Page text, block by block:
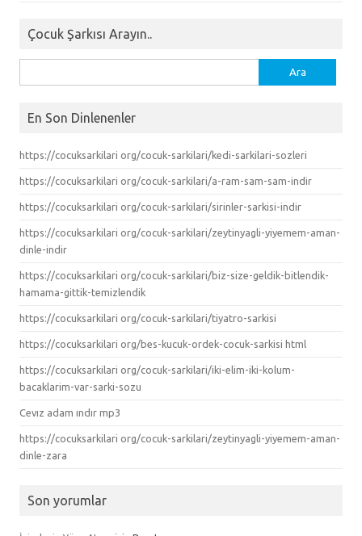
Çocuk Şarkısı Arayın..
En Son Dinlenenler
https://cocuksarkilari org/cocuk-sarkilari/kedi-sarkilari-sozleri
https://cocuksarkilari org/cocuk-sarkilari/a-ram-sam-sam-indir
https://cocuksarkilari org/cocuk-sarkilari/sirinler-sarkisi-indir
https://cocuksarkilari org/cocuk-sarkilari/zeytinyagli-yiyemem-aman-
dinle-indir
https://cocuksarkilari org/cocuk-sarkilari/biz-size-geldik-bitlendik-
hamama-gittik-temizlendik
https://cocuksarkilari org/cocuk-sarkilari/tiyatro-sarkisi
https://cocuksarkilari org/bes-kucuk-ordek-cocuk-sarkisi html
https://cocuksarkilari org/cocuk-sarkilari/iki-elim-iki-kolum-
bacaklarim-var-sarki-sozu
Cevız adam ındır mp3
https://cocuksarkilari org/cocuk-sarkilari/zeytinyagli-yiyemem-aman-
dinle-zara
Son yorumlar